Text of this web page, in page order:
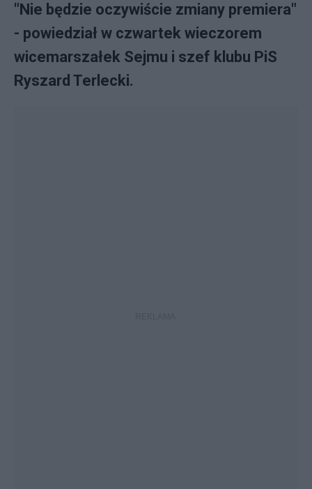
"Nie będzie oczywiście zmiany premiera"
- powiedział w czwartek wieczorem
wicemarszałek Sejmu i szef klubu PiS
Ryszard Terlecki.